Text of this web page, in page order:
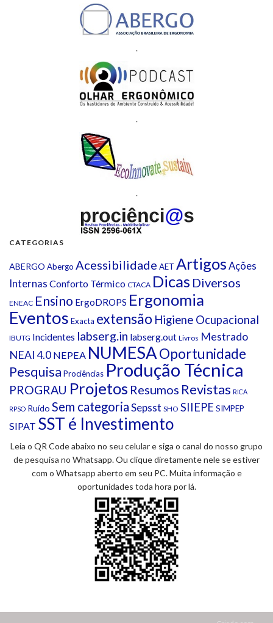
.
.
.
CATEGORIAS
ABERGO Abergo Acessibilidade AET ArtigosAções
Internas Conforto Térmico CTACA Dicas Diversos
ENEAC Ensino ErgoDROPS Ergonomia
Eventos Exacta extensão Higiene Ocupacional
IBUTG Incidentes labserg.in labserg.out Livros Mestrado
NEAI 4.0 NEPEA NUMESAOportunidade
Pesquisa Prociências Produção Técnica
PROGRAU Projetos Resumos Revistas RICA
RPSO Ruído Sem categoriaSepsst SHO SIIEPE SIMPEP
SIPAT SST é Investimento
Leia o QR Code abaixo no seu celular e siga o canal do nosso grupo
de pesquisa no Whatsapp. Ou clique diretamente nele se estiver
com o Whatsapp aberto em seu PC. Muita informação e
oportunidades toda hora por lá.